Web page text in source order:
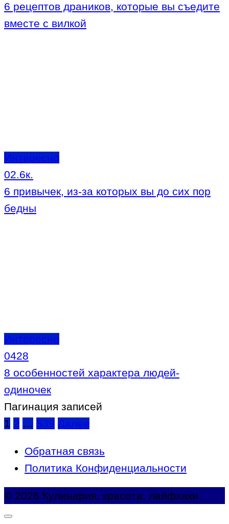
6 рецептов драников, которые вы съедите
вместе с вилкой
Интересно
02.6к.
6 привычек, из-за которых вы до сих пор
бедны
Интересно
0428
8 особенностей характера людей-
одиночек
Пагинация записей
1 2 … 539 Далее
Обратная связь
Политика Конфиденциальности
© 2026 Кулинария, красота, лайфхаки